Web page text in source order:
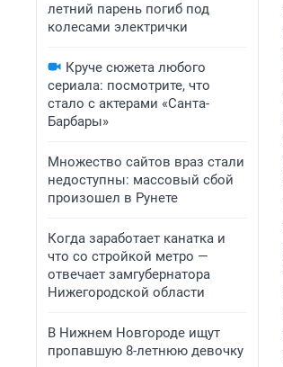
летний парень погиб под
колесами электрички
Круче сюжета любого
сериала: посмотрите, что
стало с актерами «Санта-
Барбары»
Множество сайтов враз стали
недоступны: массовый сбой
произошел в Рунете
Когда заработает канатка и
что со стройкой метро —
отвечает замгубернатора
Нижегородской области
В Нижнем Новгороде ищут
пропавшую 8-летнюю девочку